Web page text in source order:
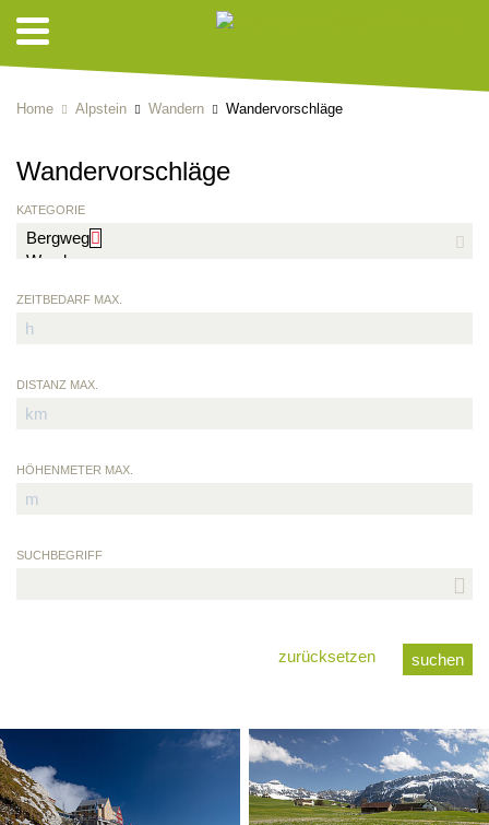
Home Alpstein Wandern Wandervorschläge
Wandervorschläge
KATEGORIE
ZEITBEDARF MAX.
DISTANZ MAX.
HÖHENMETER MAX.
SUCHBEGRIFF
zurücksetzen